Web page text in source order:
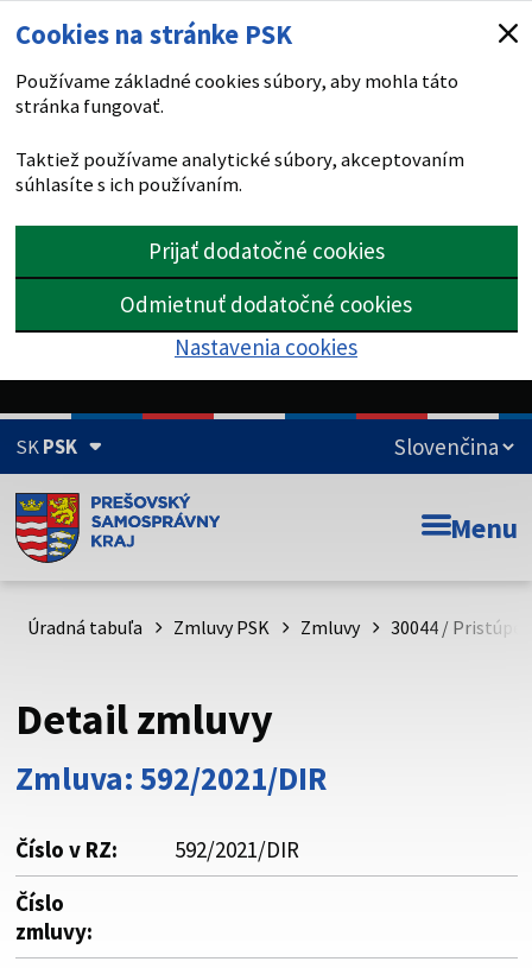
Cookies na stránke PSK
Používame základné cookies súbory, aby mohla táto
stránka fungovať.
Taktiež používame analytické súbory, akceptovaním
súhlasíte s ich používaním.
Prijať dodatočné cookies
Odmietnuť dodatočné cookies
Nastavenia cookies
SKPSK
Doména psk.sk je oficiálna
Toto je oficiálna webová stránka Prešovského
psk.sk.
Buďte pozorní a vždy sa uistite, že zdieľate informácie iba
cez zabezpečenú webovú stránku. Zabezpečená stránka
vždy začína https:// pred názvom domény webového sídla.
Menu
Úradná tabuľa Zmluvy PSK Zmluvy 30044 /
Detail zmluvy
Zmluva: 592/2021/DIR
Číslo v RZ:
592/2021/DIR
Číslo
zmluvy: